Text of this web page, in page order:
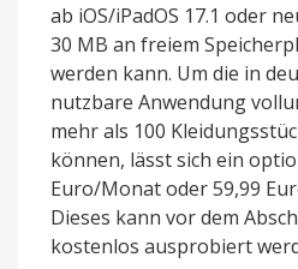
ab iOS/iPadOS 17.1 oder
30 MB an freiem
werden kann. Um die in
nutzbare Anwendung
mehr als 100
können, lässt sich ein
Euro/Monat oder 59,99
Dieses kann vor dem
kostenlos ausprobiert